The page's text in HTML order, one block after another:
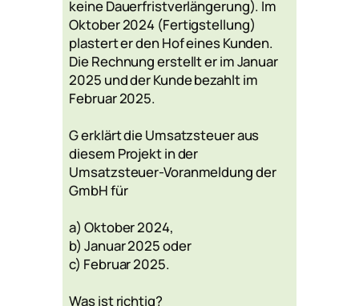
keine Dauerfristverlängerung). Im
Oktober 2024 (Fertigstellung)
plastert er den Hof eines Kunden.
Die Rechnung erstellt er im Januar
2025 und der Kunde bezahlt im
Februar 2025.
G erklärt die Umsatzsteuer aus
diesem Projekt in der
Umsatzsteuer-Voranmeldung der
GmbH für
a) Oktober 2024,
b) Januar 2025 oder
c) Februar 2025.
Was ist richtig?